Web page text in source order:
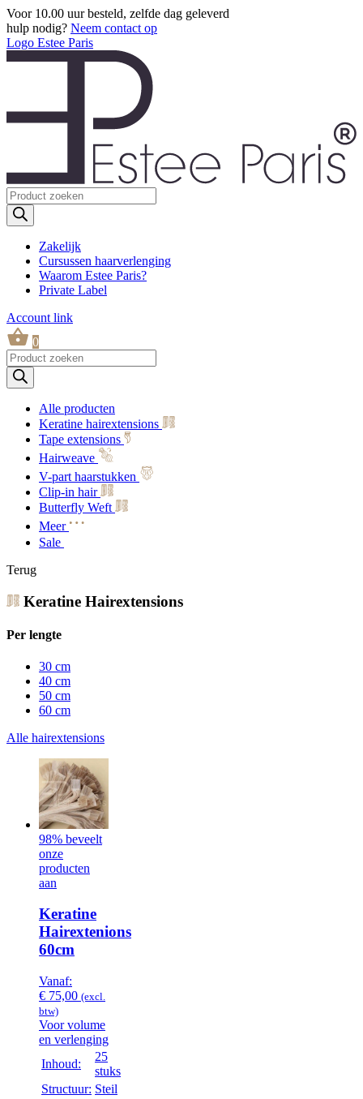
Voor 10.00 uur besteld, zelfde dag geleverd
hulp nodig? Neem contact op
Logo Estee Paris
Producten
zoeken
Zakelijk
Cursussen haarverlenging
Waarom Estee Paris?
Private Label
Account link
0
Producten
zoeken
Alle producten
Keratine hairextensions
Tape extensions
Hairweave
V-part haarstukken
Clip-in hair
Butterfly Weft
Meer
Sale
Terug
Keratine Hairextensions
Per lengte
30 cm
40 cm
50 cm
60 cm
Alle hairextensions
98% beveelt
onze
producten
aan
Keratine
Hairextenions
60cm
Vanaf:
€ 75,00 (excl.
btw)
Voor volume
en verlenging
Inhoud:
25
stuks
Structuur: Steil